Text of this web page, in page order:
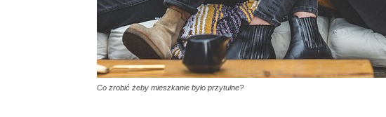
Co zrobić żeby mieszkanie było przytulne?